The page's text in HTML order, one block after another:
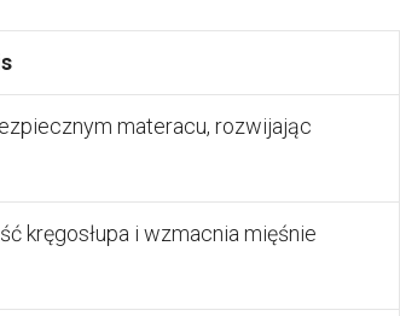
materacu, rozwijając
kręgosłupa i wzmacnia mięśnie